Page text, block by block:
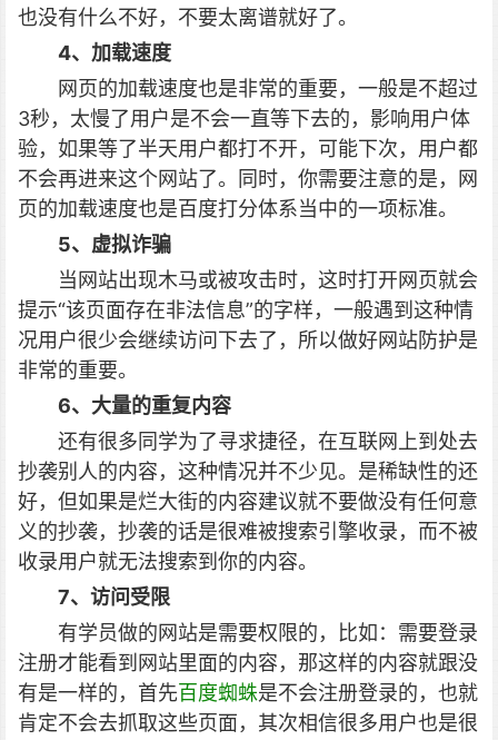
也没有什么不好，不要太离谱就好了。
4、加载速度
网页的加载速度也是非常的重要，一般是不超过
3秒，太慢了用户是不会一直等下去的，影响用户体
验，如果等了半天用户都打不开，可能下次，用户都
不会再进来这个网站了。同时，你需要注意的是，网
页的加载速度也是百度打分体系当中的一项标准。
5、虚拟诈骗
当网站出现木马或被攻击时，这时打开网页就会
提示“该页面存在非法信息”的字样，一般遇到这种情
况用户很少会继续访问下去了，所以做好网站防护是
非常的重要。
6、大量的重复内容
还有很多同学为了寻求捷径，在互联网上到处去
抄袭别人的内容，这种情况并不少见。是稀缺性的还
好，但如果是烂大街的内容建议就不要做没有任何意
义的抄袭，抄袭的话是很难被搜索引擎收录，而不被
收录用户就无法搜索到你的内容。
7、访问受限
有学员做的网站是需要权限的，比如：需要登录
注册才能看到网站里面的内容，那这样的内容就跟没
有是一样的，首先百度蜘蛛是不会注册登录的，也就
肯定不会去抓取这些页面，其次相信很多用户也是很